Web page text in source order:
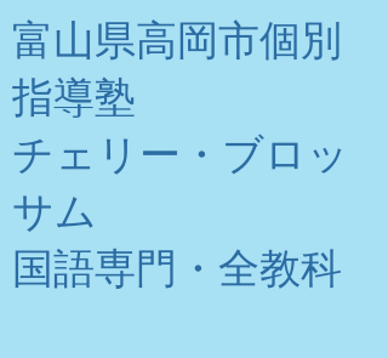
富山県高岡市個別
指導塾
チェリー・ブロッ
サム
​国語専門・全教科